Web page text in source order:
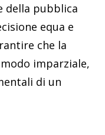
della pubblica
equa e
che la
imparziale,
di un